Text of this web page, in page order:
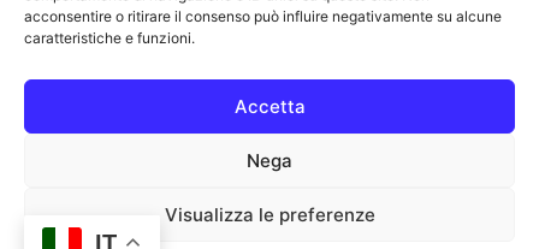
acconsentire o ritirare il consenso può influire negativamente su alcune
caratteristiche e funzioni.
Accetta
Nega
Visualizza le preferenze
Co Governance
IT